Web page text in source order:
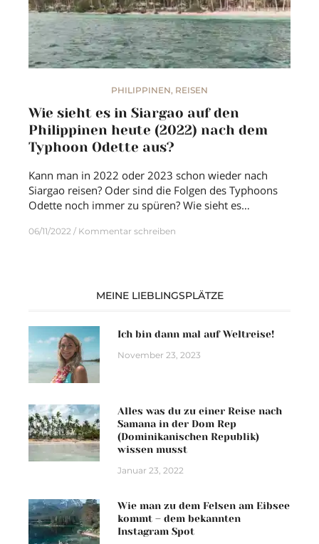
PHILIPPINEN, REISEN
Wie sieht es in Siargao auf den
Philippinen heute (2022) nach dem
Typhoon Odette aus?
Kann man in 2022 oder 2023 schon wieder nach
Siargao reisen? Oder sind die Folgen des Typhoons
Odette noch immer zu spüren? Wie sieht es…
06/11/2022 Kommentar schreiben
MEINE LIEBLINGSPLÄTZE
Ich bin dann mal auf Weltreise!
November 23, 2023
Alles was du zu einer Reise nach
Samana in der Dom Rep
(Dominikanischen Republik)
wissen musst
Januar 23, 2022
Wie man zu dem Felsen am Eibsee
kommt – dem bekannten
Instagram Spot